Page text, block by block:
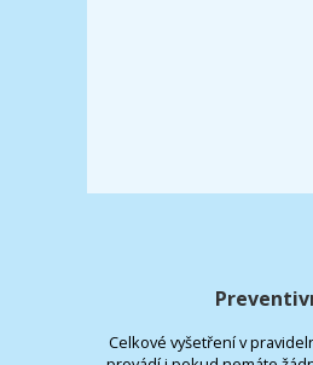
Celkové vyšetření v